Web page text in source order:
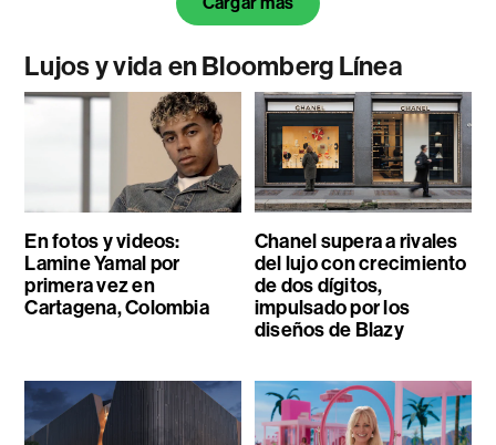
Lujos y vida en Bloomberg Línea
En fotos y videos:
Lamine Yamal por
primera vez en
Cartagena, Colombia
Chanel supera a rivales
del lujo con crecimiento
de dos dígitos,
impulsado por los
diseños de Blazy